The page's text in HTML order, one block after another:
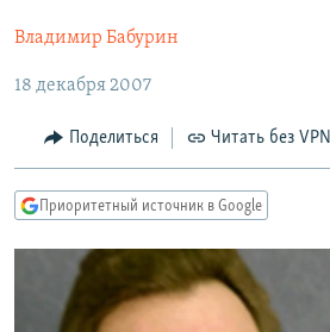
основному
Вернутся
главной
навигации
Вернутся
ЦИТАТЫ СВОБОДЫ
МНЕНИЯ
КУЛЬТУРА
IDEL.РЕАЛИИ
КАВКАЗ.РЕАЛИИ
СЕВЕР.РЕАЛИИ
СИБИРЬ.РЕАЛИИ
Владимир Бабурин
18 декабря 2007
Поделиться Читать без VPN
Приоритетный источник в Google